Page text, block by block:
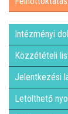
Intézményi
Közzétételi
Jelentkezési
Letölthető